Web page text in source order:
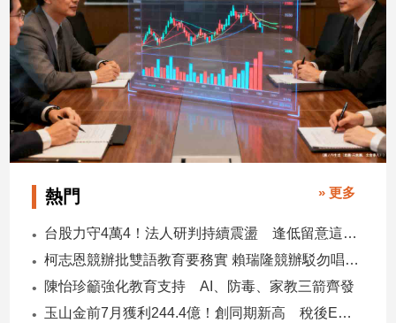
食
星
座/
命
理
消
費
健
康/
感
情
藝
熱門 » 更多
台股力守4萬4！法人研判持續震盪 逢低留意這些族群
柯志恩競辦批雙語教育要務實 賴瑞隆競辦駁勿唱衰高雄
陳怡珍籲強化教育支持 AI、防毒、家教三箭齊發
玉山金前7月獲利244.4億！創同期新高 稅後EPS自結1.51元